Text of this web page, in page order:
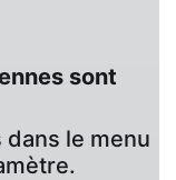
sont
le menu